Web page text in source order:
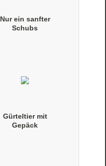
Nur ein sanfter
Schubs
Gürteltier mit
Gepäck